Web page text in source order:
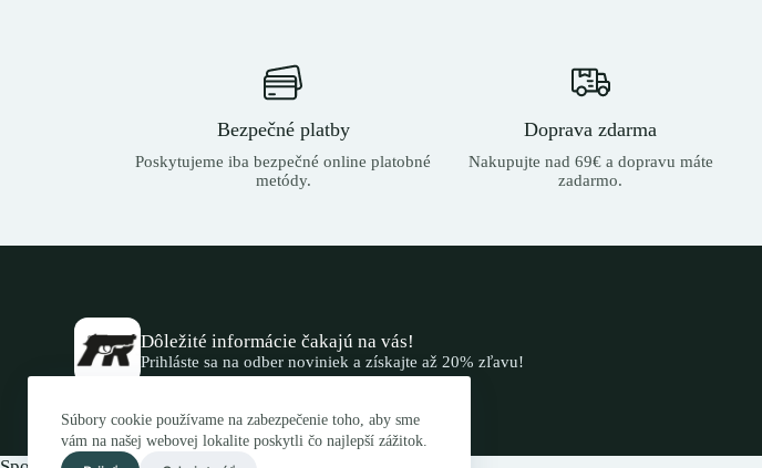
Súbory cookie používame na zabezpečenie toho, aby sme
vám na našej webovej lokalite poskytli čo najlepší zážitok.
Bezpečné platby
Poskytujeme iba bezpečné online platobné
metódy.
Doprava zdarma
Nakupujte nad 69€ a dopravu máte
zadarmo.
Dôležité informácie čakajú na vás!
Prihláste sa na odber noviniek a získajte až 20% zľavu!